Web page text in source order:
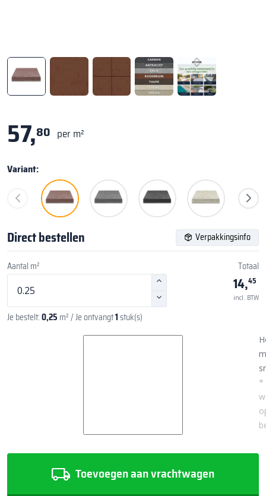
57,80 per m²
Variant:
Direct bestellen Verpakkingsinfo
Aantal m²
Je bestelt:0,25 m²/ Je ontvangt1stuk(s)
Totaal
14,45
incl. BTW
*
Toevoegen aan vrachtwagen